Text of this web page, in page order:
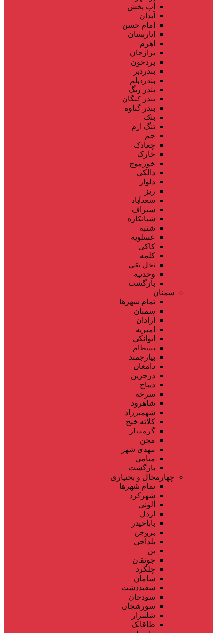
آب پخش
آبدان
امام حسن
انارستان
اهرم
برازجان
بردخون
بندردیر
بندردیلم
بندر ریگ
بندر کنگان
بندر گناوه
بنک
تنگ ارم
جم
چغادک
خارک
خورموج
دالکی
دلوار
ریز
سعدآباد
سیراف
شبانکاره
شنبه
عسلویه
کاکی
کلمه
نخل تقی
وحدتیه
بازگشت
سمنان
تمام شهر‌ها
سمنان
آرادان
امیریه
ایوانکی
بسطام
بیارجمند
دامغان
درجزین
دیباج
سرخه
شاهرود
شهمیرزاد
کلاته خیج
گرمسار
مجن
مهدی شهر
میامی
بازگشت
چهارمحال و بختیاری
تمام شهر‌ها
شهرکرد
آلونی
اردل
باباحیدر
بروجن
بلداجی
بن
جونقان
چلگرد
سامان
سفیددشت
سودجان
سورشجان
شلمزار
طاقانک